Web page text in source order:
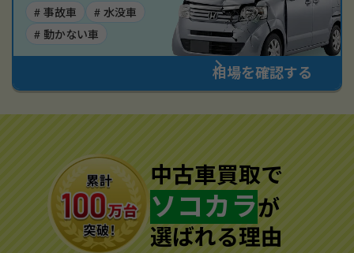
# 事故車
# 水没車
# 動かない車
相場を確認する
中古車買取で
ソコカラが
選ばれる理由